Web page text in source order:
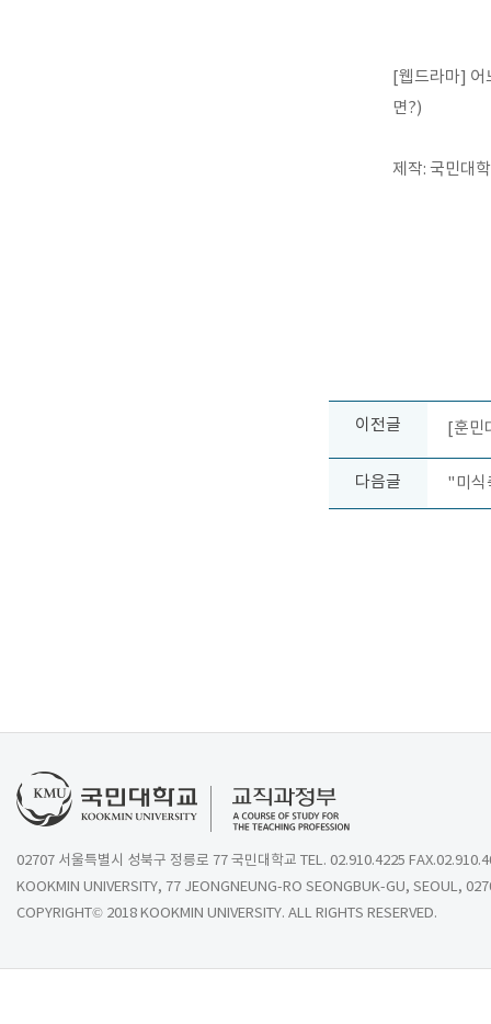
[웹드라마] 어
면?)
제작: 국민대
이전글 [훈
다음글 "미식
02707 서울특별시 성북구 정릉로 77 국민대학교 TEL. 02.910.4225
KOOKMIN UNIVERSITY, 77 JEONGNEUNG-RO SEONGBUK-GU, SEOUL,
COPYRIGHT© 2018 KOOKMIN UNIVERSITY. ALL RIGHTS RESERVED.